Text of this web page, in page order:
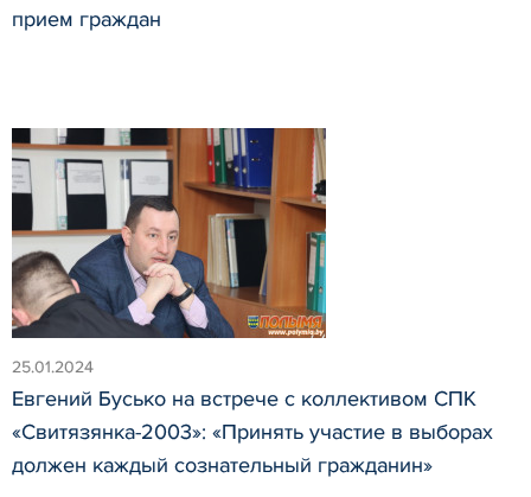
прием граждан
25.01.2024
Евгений Бусько на встрече с коллективом СПК
«Свитязянка-2003»: «Принять участие в выборах
должен каждый сознательный гражданин»